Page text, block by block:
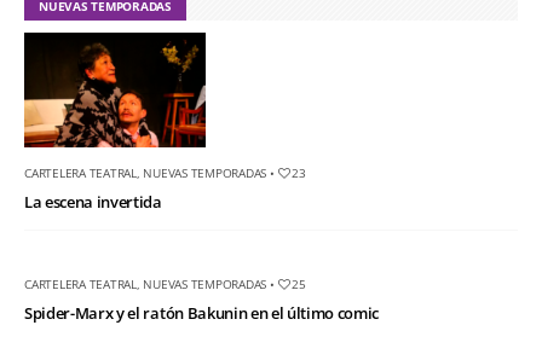
NUEVAS TEMPORADAS
CARTELERA TEATRAL NUEVAS TEMPORADAS • 23
La escena invertida
CARTELERA TEATRAL NUEVAS TEMPORADAS • 25
Spider-Marx y el ratón Bakunin en el último comic